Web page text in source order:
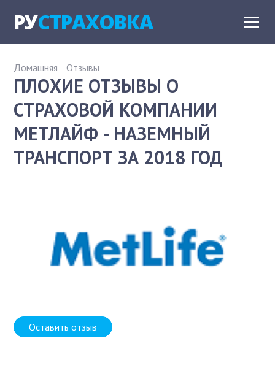
РУСТРАХОВКА
Домашняя Отзывы
ПЛОХИЕ ОТЗЫВЫ О
СТРАХОВОЙ КОМПАНИИ
МЕТЛАЙФ - НАЗЕМНЫЙ
ТРАНСПОРТ ЗА 2018 ГОД
Оставить отзыв